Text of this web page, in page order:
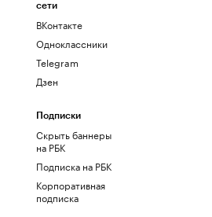
сети
ВКонтакте
Одноклассники
Telegram
Дзен
Подписки
Скрыть баннеры
на РБК
Подписка на РБК
Корпоративная
подписка